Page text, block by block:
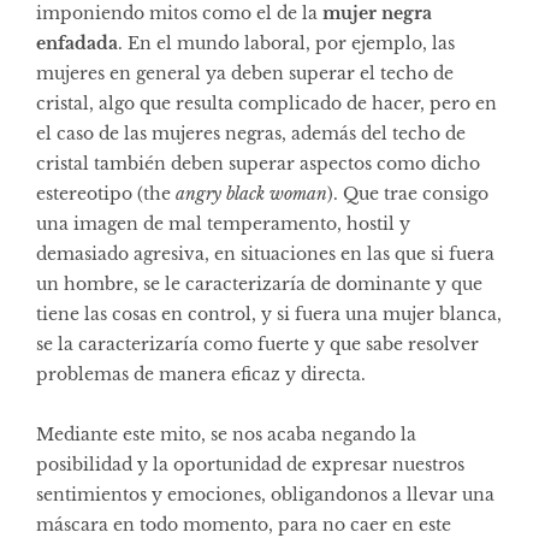
imponiendo mitos como el de la mujer negra
enfadada. En el mundo laboral, por ejemplo, las
mujeres en general ya deben superar el techo de
cristal, algo que resulta complicado de hacer, pero en
el caso de las mujeres negras, además del techo de
cristal también deben superar aspectos como dicho
estereotipo (the angry black woman). Que trae consigo
una imagen de mal temperamento, hostil y
demasiado agresiva, en situaciones en las que si fuera
un hombre, se le caracterizaría de dominante y que
tiene las cosas en control, y si fuera una mujer blanca,
se la caracterizaría como fuerte y que sabe resolver
problemas de manera eficaz y directa.
Mediante este mito, se nos acaba negando la
posibilidad y la oportunidad de expresar nuestros
sentimientos y emociones, obligandonos a llevar una
máscara en todo momento, para no caer en este